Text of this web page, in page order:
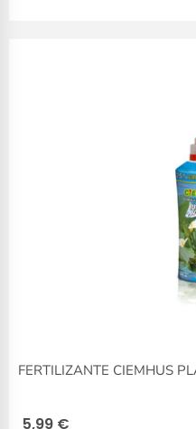
FERTILIZANTE CIEMHUS
5,99 €